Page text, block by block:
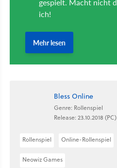
Bless Online
Genre: Rollenspiel
Release: 23.10.2018 (PC)
Rollenspiel Online-Rollenspiel
Neowiz Games